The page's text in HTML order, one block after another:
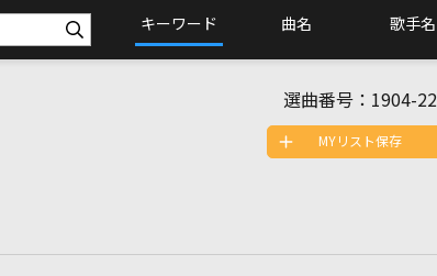
キーワード 曲名 歌手名
選曲番号： 1904-22
MYリスト保存